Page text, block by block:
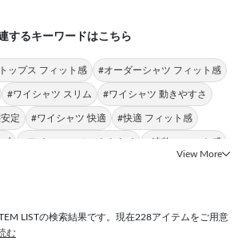
するキーワードはこちら
ップス フィット感 #オーダーシャツ フィット感
#ワイシャツ スリム #ワイシャツ 動きやすさ
定 #ワイシャツ 快適 #快適 フィット感
#ワイシャツ ノーネクタイ #速乾 フィット感
ト フィット感 #ジャケット フィット感
View More
LISTの検索結果です。現在228アイテムをご用意
む